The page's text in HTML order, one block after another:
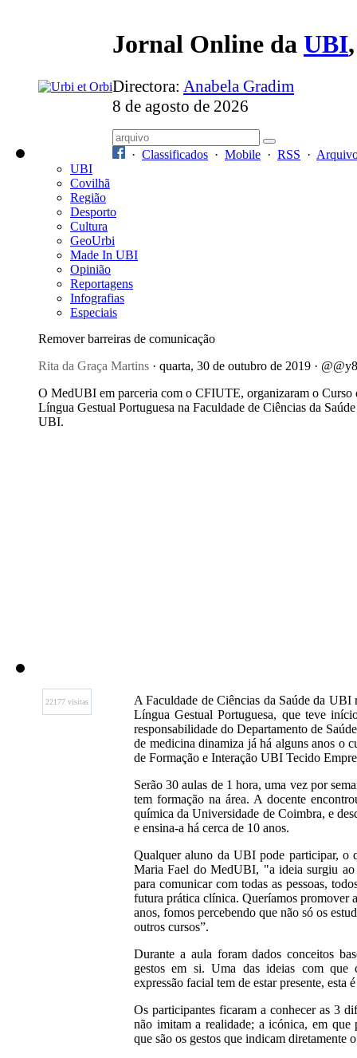
Jornal Online da UBI
Directora: Anabela Gradim
8 de agosto de 2026
· Classificados · Mobile · RSS ·
UBI
Covilhã
Região
Desporto
Cultura
GeoUrbi
Made In UBI
Opinião
Reportagens
Infografias
Especiais
Remover barreiras de comunicação
Rita da Graça Martins · quarta, 30 de outubro de 2019 ·
O MedUBI em parceria com o CFIUTE, organizaram o Curso
Língua Gestual Portuguesa na Faculdade de Ciências da
UBI.
22177 visitas
A Faculdade de Ciências da Saúde da UBI
Língua Gestual Portuguesa, que teve
responsabilidade do Departamento de
de medicina dinamiza já há alguns anos o
de Formação e Interação UBI Tecido
Serão 30 aulas de 1 hora, uma vez por
tem formação na área. A docente
química da Universidade de Coimbra, e
e ensina-a há cerca de 10 anos.
Qualquer aluno da UBI pode participar, o
Maria Fael do MedUBI, "a ideia surgiu ao
para comunicar com todas as pessoas,
futura prática clínica. Queríamos promover
anos, fomos percebendo que não só os
outros cursos”.
Durante a aula foram dados conceitos
gestos em si. Uma das ideias com que
expressão facial tem de estar presente, esta
Os participantes ficaram a conhecer as 3
não imitam a realidade; a icónica, em que
que são os gestos que indicam diretamente